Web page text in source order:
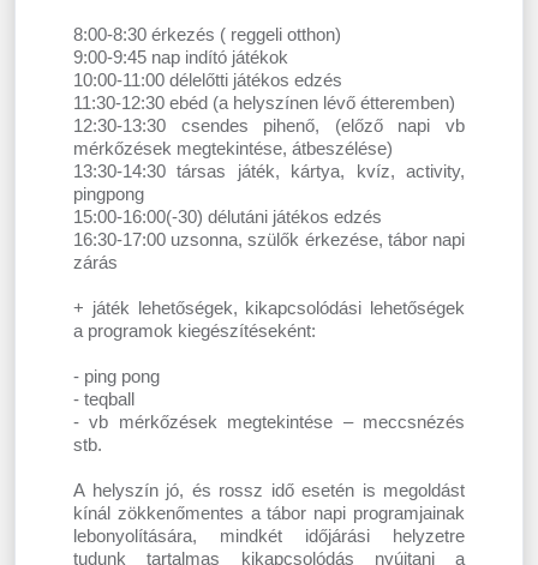
8:00-8:30 érkezés ( reggeli otthon)
9:00-9:45 nap indító játékok
10:00-11:00 délelőtti játékos edzés
11:30-12:30 ebéd (a helyszínen lévő étteremben)
12:30-13:30 csendes pihenő, (előző napi vb
mérkőzések megtekintése, átbeszélése)
13:30-14:30 társas játék, kártya, kvíz, activity,
pingpong
15:00-16:00(-30) délutáni játékos edzés
16:30-17:00 uzsonna, szülők érkezése, tábor napi
zárás
+ játék lehetőségek, kikapcsolódási lehetőségek
a programok kiegészítéseként:
- ping pong
- teqball
- vb mérkőzések megtekintése – meccsnézés
stb.
A helyszín jó, és rossz idő esetén is megoldást
kínál zökkenőmentes a tábor napi programjainak
lebonyolítására, mindkét időjárási helyzetre
tudunk tartalmas kikapcsolódás nyújtani a